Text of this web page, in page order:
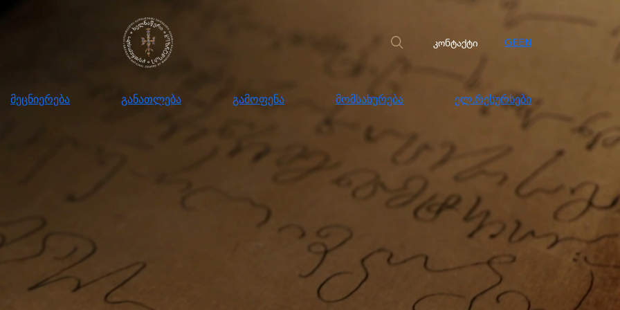
კონტაქტი GEEN
მეცნიერება განათლება გამოფენა მომსახურება ელ.რესურსები
განათლება მომსახურება